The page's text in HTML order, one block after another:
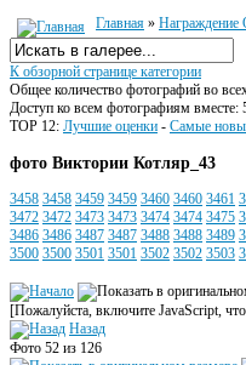
Главная » Награждение
К обзорной странице категории
Общее количество фотографий во
Доступ ко всем фотографиям вместе:
TOP 12: Лучшие оценки - Самые
фото Виктории Котляр_43
3458 3458 3459 3459 3460 3460 3461
3472 3472 3473 3473 3474 3474 3475
3486 3486 3487 3487 3488 3488 3489
3500 3500 3501 3501 3502 3502 3503
[Пожалуйста, включите JavaScript,
Назад
Фото 52 из 126